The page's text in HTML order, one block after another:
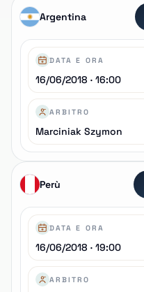
Argentina
DATA E ORA
16/06/2018 · 16:00
ARBITRO
Marciniak Szymon
Perù
DATA E ORA
16/06/2018 · 19:00
ARBITRO